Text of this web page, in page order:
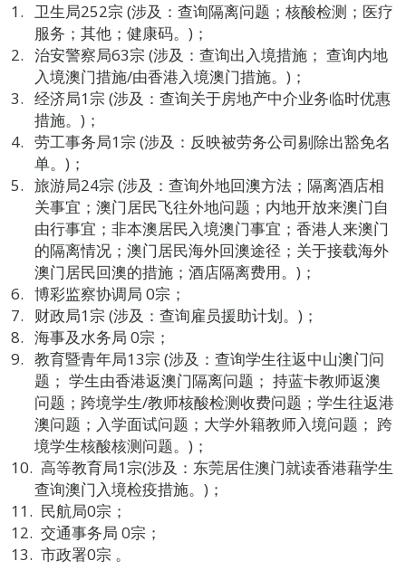
卫生局252宗 (涉及：查询隔离问题；核酸检测；医疗
服务；其他；健康码。)；
治安警察局63宗 (涉及：查询出入境措施； 查询内地
入境澳门措施/由香港入境澳门措施。)；
经济局1宗 (涉及：查询关于房地产中介业务临时优惠
措施。)；
劳工事务局1宗 (涉及：反映被劳务公司剔除出豁免名
单。)；
旅游局24宗 (涉及：查询外地回澳方法；隔离酒店相
关事宜；澳门居民飞往外地问题；内地开放来澳门自
由行事宜；非本澳居民入境澳门事宜；香港人来澳门
的隔离情况；澳门居民海外回澳途径；关于接载海外
澳门居民回澳的措施；酒店隔离费用。)；
博彩监察协调局 0宗；
财政局1宗 (涉及：查询雇员援助计划。)；
海事及水务局 0宗；
教育暨青年局13宗 (涉及：查询学生往返中山澳门问
题； 学生由香港返澳门隔离问题； 持蓝卡教师返澳
问题；跨境学生/教师核酸检测收费问题；学生往返港
澳问题；入学面试问题；大学外籍教师入境问题； 跨
境学生核酸核测问题。)；
高等教育局1宗(涉及：东莞居住澳门就读香港藉学生
查询澳门入境检疫措施。)；
民航局0宗；
交通事务局 0宗；
市政署0宗 。